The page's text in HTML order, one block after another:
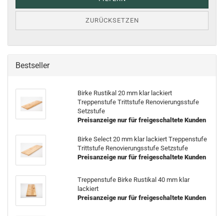
ZURÜCKSETZEN
Bestseller
Birke Rustikal 20 mm klar lackiert
Treppenstufe Trittstufe Renovierungsstufe
Setzstufe
Preisanzeige nur für freigeschaltete Kunden
Birke Select 20 mm klar lackiert Treppenstufe
Trittstufe Renovierungsstufe Setzstufe
Preisanzeige nur für freigeschaltete Kunden
Treppenstufe Birke Rustikal 40 mm klar
lackiert
Preisanzeige nur für freigeschaltete Kunden